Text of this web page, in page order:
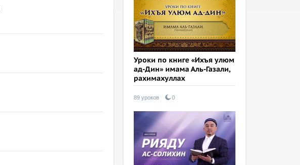
Уроки по книге «Ихъя улюм
ад-Дин» имама Аль-Газали,
рахимахуллах
89 уроков 0